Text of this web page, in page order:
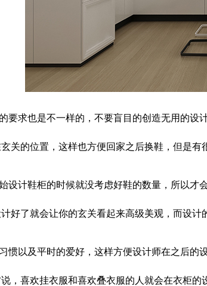
要求也是不一样的，不要盲目的创造无用的
关的位置，这样也方便回家之后换鞋，但是
设计鞋柜的时候就没考虑好鞋的数量，所以
好了就会让你的玄关看起来高级美观，而设计
惯以及平时的爱好，这样方便设计师在之后
，喜欢挂衣服和喜欢叠衣服的人就会在衣柜